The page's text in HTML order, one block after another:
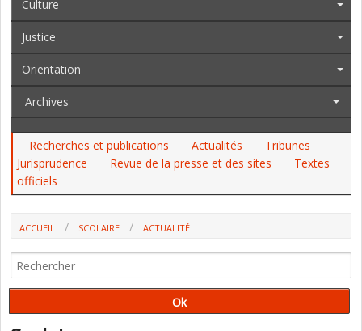
Culture
Justice
Orientation
Archives
Recherches et publications Actualités
Tribunes
Jurisprudence
Revue de la presse et des sites
Textes
officiels
ACCUEIL SCOLAIRE ACTUALITÉ